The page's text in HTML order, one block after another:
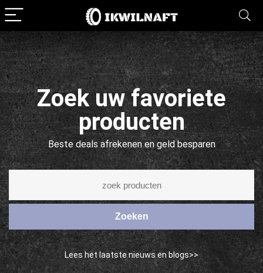
Zoek uw favoriete
producten
Beste deals afrekenen en geld besparen
Zoeken
Lees het laatste nieuws en blogs>>